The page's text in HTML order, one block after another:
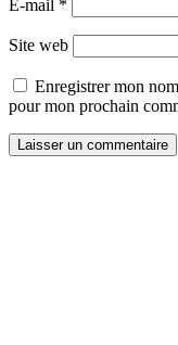
E-mail *
Site web
Enregistrer mon
pour mon prochain